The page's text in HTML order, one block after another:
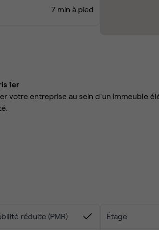
7 min à pied
1er
votre entreprise au sein d'un immeuble
:
Accès immédiat à une offre
réduite (PMR) Étage